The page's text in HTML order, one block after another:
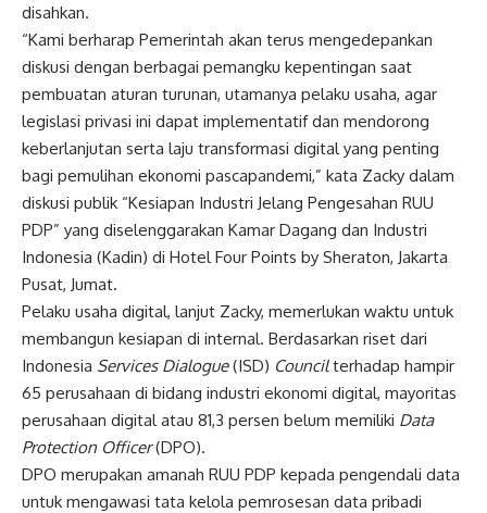
disahkan.
“Kami berharap Pemerintah akan terus mengedepankan
diskusi dengan berbagai pemangku kepentingan saat
pembuatan aturan turunan, utamanya pelaku usaha, agar
legislasi privasi ini dapat implementatif dan mendorong
keberlanjutan serta laju transformasi digital yang penting
bagi pemulihan ekonomi pascapandemi,” kata Zacky dalam
diskusi publik “Kesiapan Industri Jelang Pengesahan RUU
PDP” yang diselenggarakan Kamar Dagang dan Industri
Indonesia (Kadin) di Hotel Four Points by Sheraton, Jakarta
Pusat, Jumat.
Pelaku usaha digital, lanjut Zacky, memerlukan waktu untuk
membangun kesiapan di internal. Berdasarkan riset dari
Indonesia Services Dialogue(ISD) Councilterhadap hampir
65 perusahaan di bidang industri ekonomi digital, mayoritas
perusahaan digital atau 81,3 persen belum memiliki Data
Protection Officer(DPO).
DPO merupakan amanah RUU PDP kepada pengendali data
untuk mengawasi tata kelola pemrosesan data pribadi